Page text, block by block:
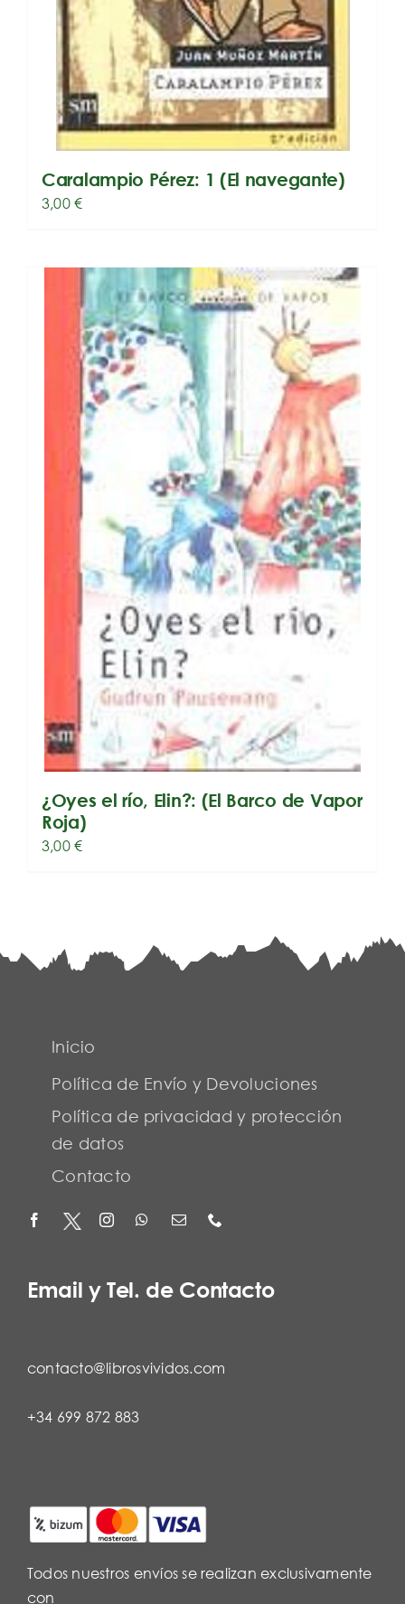
Caralampio Pérez: 1 (El navegante)
3,00€
¿Oyes el río, Elin?: (El Barco de Vapor
Roja)
3,00€
Inicio
Política de Envío y Devoluciones
Política de privacidad y protección
de datos
Contacto
Email y Tel. de Contacto
contacto@librosvividos.com
+34 699 872 883
Todos nuestros envíos se realizan exclusivamente
con